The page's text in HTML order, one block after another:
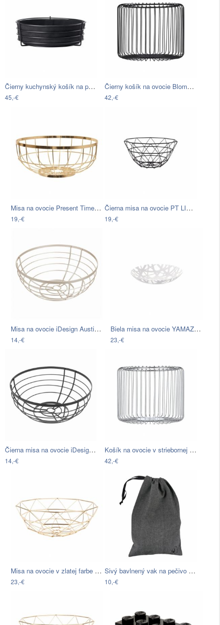
Čierny kuchynský košík na pečivo a…
45,-€
Čierny košík na ovocie Blomus, ø 25 cm
42,-€
Misa na ovocie Present Time Open Grid…
19,-€
Čierna misa na ovocie PT LIVING Diamond…
19,-€
Misa na ovocie iDesign Austin, ø 27,31…
14,-€
Biela misa na ovocie YAMAZAKI Tower
23,-€
Čierna misa na ovocie iDesign Austin, ø…
14,-€
Košík na ovocie v striebornej farbe…
42,-€
Misa na ovocie v zlatej farbe PT LIVING…
23,-€
Sivý bavlnený vak na pečivo Södahl
10,-€